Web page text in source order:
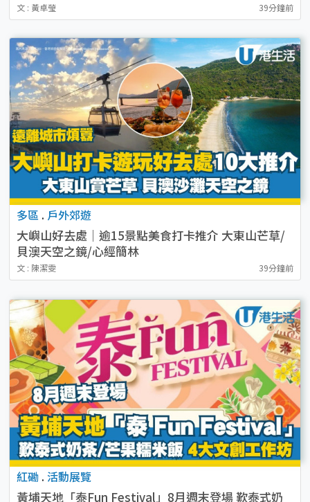
文 : 黃卓瑩 39分鐘前
多區 . 戶外郊遊
大嶼山好去處｜逾15景點美食打卡推介 大東山芒草/
貝澳天空之鏡/心經簡林
文 : 陳潔雯 39分鐘前
紅磡 . 活動展覽
黃埔天地「泰Fun Festival」8月週末登場 歎泰式奶